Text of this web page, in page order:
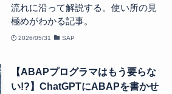
流れに沿って解説する。使い所の見
極めがわかる記事。
2026/05/31 SAP
【ABAPプログラマはもう要らな
い!?】ChatGPTにABAPを書かせ